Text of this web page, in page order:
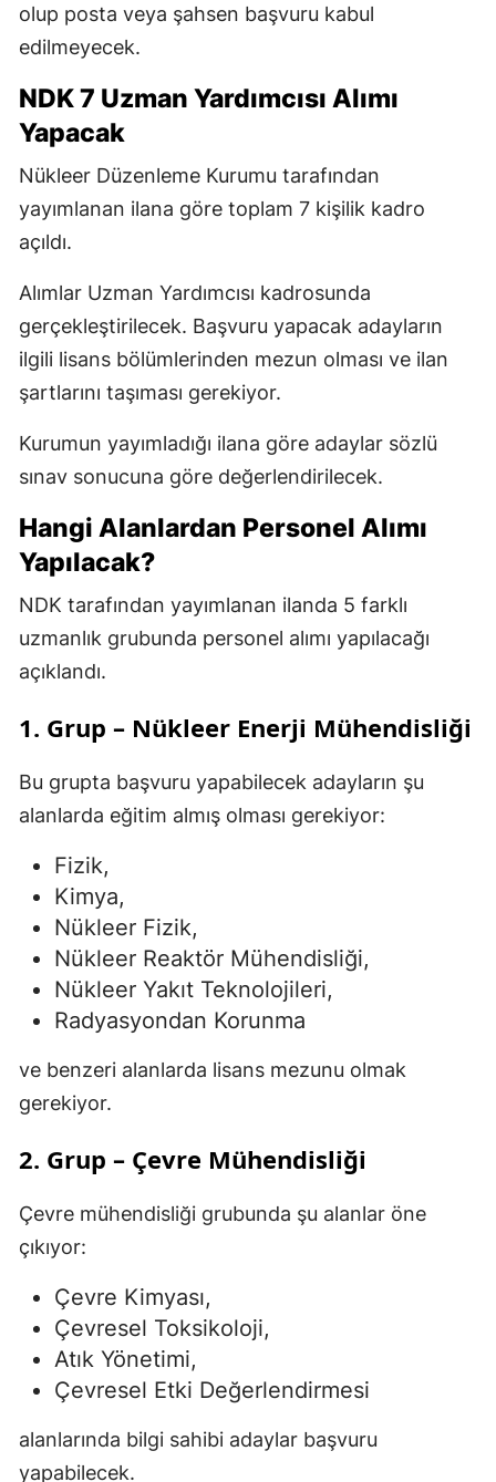
olup posta veya şahsen başvuru kabul
edilmeyecek.
NDK 7 Uzman Yardımcısı Alımı
Yapacak
Nükleer Düzenleme Kurumu tarafından
yayımlanan ilana göre toplam 7 kişilik kadro
açıldı.
Alımlar Uzman Yardımcısı kadrosunda
gerçekleştirilecek. Başvuru yapacak adayların
ilgili lisans bölümlerinden mezun olması ve ilan
şartlarını taşıması gerekiyor.
Kurumun yayımladığı ilana göre adaylar sözlü
sınav sonucuna göre değerlendirilecek.
Hangi Alanlardan Personel Alımı
Yapılacak?
NDK tarafından yayımlanan ilanda 5 farklı
uzmanlık grubunda personel alımı yapılacağı
açıklandı.
1. Grup – Nükleer Enerji Mühendisliği
Bu grupta başvuru yapabilecek adayların şu
alanlarda eğitim almış olması gerekiyor:
Fizik,
Kimya,
Nükleer Fizik,
Nükleer Reaktör Mühendisliği,
Nükleer Yakıt Teknolojileri,
Radyasyondan Korunma
ve benzeri alanlarda lisans mezunu olmak
gerekiyor.
2. Grup – Çevre Mühendisliği
Çevre mühendisliği grubunda şu alanlar öne
çıkıyor:
Çevre Kimyası,
Çevresel Toksikoloji,
Atık Yönetimi,
Çevresel Etki Değerlendirmesi
alanlarında bilgi sahibi adaylar başvuru
yapabilecek.